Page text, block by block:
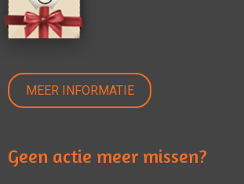
MEER INFORMATIE
Geen actie meer missen?